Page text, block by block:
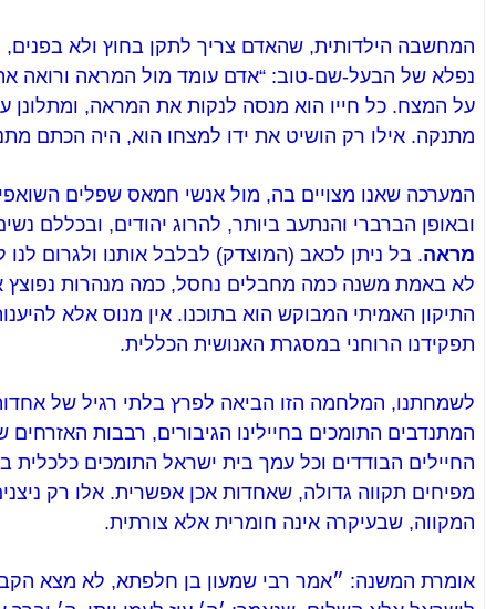
המחשבה הילדותית, שהאדם צריך לתקן בחוץ ולא
נפלא של הבעל-שם-טוב: “אדם עומד מול המראה ורואה
על המצח. כל חייו הוא מנסה לנקות את המראה, ומתלונן
מתנקה. אילו רק הושיט את ידו למצחו הוא, היה הכתם
המערכה שאנו מצויים בה, מול אנשי חמאס שפלים
ובאופן הברברי והנתעב ביותר, להרוג יהודים, ובכללם
מראה. בל ניתן לכאב (המוצדק) לבלבל אותנו ולגרום
לא באמת משנה כמה מחבלים נחסל, כמה מנהרות נפוצץ
התיקון האמיתי המבוקש הוא בתוכנו. אין מנוס אלא
תפקידנו הרוחני במסגרת האנושית הכללית.
לשמחתנו, המלחמה הזו הביאה לפרץ בלתי רגיל של
המתנדבים התומכים בחיילינו הגיבורים, רבבות האזרחים
החיילים הבודדים וכל עמך בית ישראל התומכים כלכלית
מפיחים תקווה גדולה, שאחדות אכן אפשרית. אלו רק
המקווה, שבעיקרה אינה חומרית אלא צורתית.
אומרת המשנה: ״אמר רבי שמעון בן חלפתא, לא מצא